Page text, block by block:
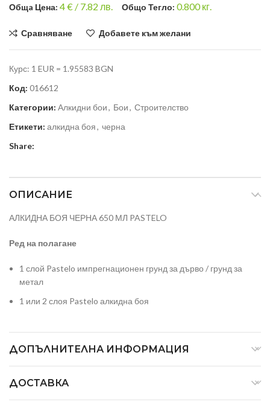
Общa Цена: 4€ / 7.82 лв. Общо Тегло: 0.800кг.
Сравняване Добавете към желани
Курс: 1 EUR = 1.95583 BGN
Код: 016612
Категории: Алкидни бои, Бои, Строителство
Етикети: алкидна боя, черна
Share:
ОПИСАНИЕ
АЛКИДНА БОЯ ЧЕРНА 650 МЛ PASTELO
Ред на полагане
1 слой Pastelo импрегнационен грунд за дърво / грунд за
метал
1 или 2 слоя Pastelo алкидна боя
ДОПЪЛНИТЕЛНА ИНФОРМАЦИЯ
ДОСТАВКА